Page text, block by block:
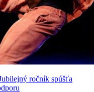
ročník spúšťa